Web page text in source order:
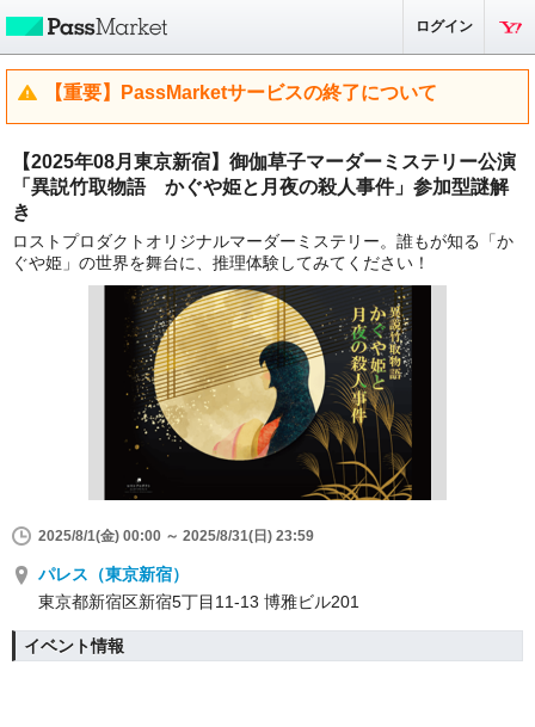
ログイン
【重要】PassMarketサービスの終了について
【2025年08月東京新宿】御伽草子マーダーミステリー公演
「異説竹取物語 かぐや姫と月夜の殺人事件」参加型謎解
き
ロストプロダクトオリジナルマーダーミステリー。誰もが知る「か
ぐや姫」の世界を舞台に、推理体験してみてください！
2025/8/1(金) 00:00 ～ 2025/8/31(日) 23:59
パレス（東京新宿）
東京都新宿区新宿5丁目11-13 博雅ビル201
イベント情報